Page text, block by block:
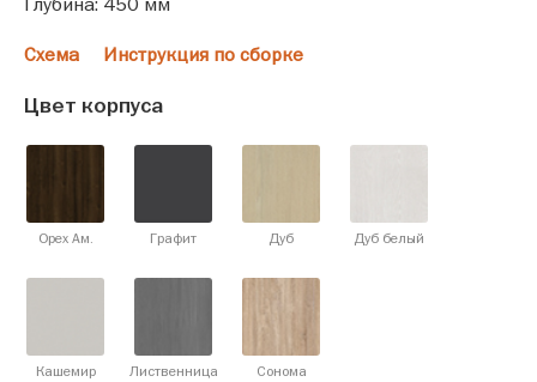
Схема Инструкция по сборке
Цвет корпуса
Орех Ам. Графит Дуб Дуб белый
Кашемир Лиственница Сонома